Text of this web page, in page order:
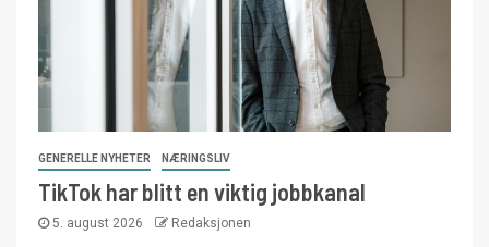
GENERELLE NYHETER NÆRINGSLIV
TikTok har blitt en viktig jobbkanal
5. august 2026 Redaksjonen